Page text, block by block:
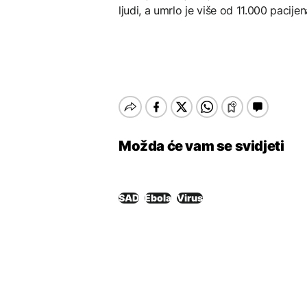
ljudi, a umrlo je više od 11.000
Možda će vam se svidjeti
SAD Ebola Virus